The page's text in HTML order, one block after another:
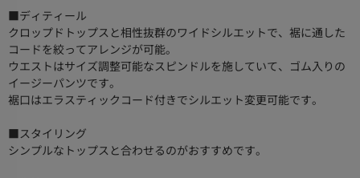
■ディティール
クロップドトップスと相性抜群のワイドシルエットで、裾に通した
コードを絞ってアレンジが可能。
ウエストはサイズ調整可能なスピンドルを施していて、ゴム入りの
イージーパンツです。
裾口はエラスティックコード付きでシルエット変更可能です。
■スタイリング
シンプルなトップスと合わせるのがおすすめです。